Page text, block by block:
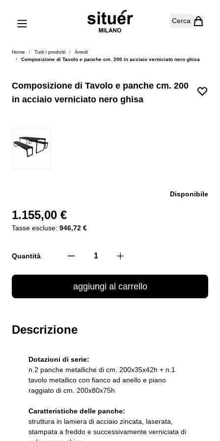
Cerca
Home / Tutti i prodotti /
Arredi
/
Composizione di Tavolo e panche cm. 200 in acciaio verniciato nero ghisa
Composizione di Tavolo e panche cm. 200
in acciaio verniciato nero ghisa
Disponibile
1.155,00 €
Tasse escluse: 946,72 €
Quantità
aggiungi al carrello
Descrizione
Dotazioni di serie:
n.2 panche metalliche di cm. 200x35x42h + n.1
tavolo metallico con fianco ad anello e piano
raggiato di cm. 200x80x75h
Caratteristiche delle panche:
struttura in lamiera di acciaio zincata, laserata,
stampata a freddo e successivamente verniciata di